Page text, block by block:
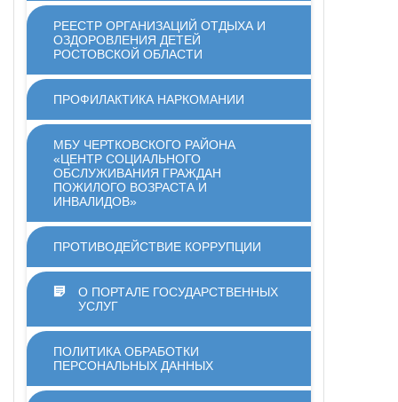
РЕЕСТР ОРГАНИЗАЦИЙ ОТДЫХА И
ОЗДОРОВЛЕНИЯ ДЕТЕЙ
РОСТОВСКОЙ ОБЛАСТИ
ПРОФИЛАКТИКА НАРКОМАНИИ
МБУ ЧЕРТКОВСКОГО РАЙОНА
«ЦЕНТР СОЦИАЛЬНОГО
ОБСЛУЖИВАНИЯ ГРАЖДАН
ПОЖИЛОГО ВОЗРАСТА И
ИНВАЛИДОВ»
ПРОТИВОДЕЙСТВИЕ КОРРУПЦИИ
О ПОРТАЛЕ ГОСУДАРСТВЕННЫХ
УСЛУГ
ПОЛИТИКА ОБРАБОТКИ
ПЕРСОНАЛЬНЫХ ДАННЫХ